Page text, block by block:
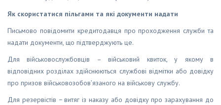
Як скористатися пільгами та які документи надати
Письмово повідомити кредитодавця про проходження служби та
надати документи, що підтверджують це.
Для військовослужбовців – військовий квиток, у якому в
відповідних розділах здійснюються службові відмітки або довідку
про призов військовозобов’язаного на військову службу.
Для резервістів − витяг із наказу або довідку про зарахування до